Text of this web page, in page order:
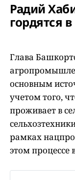
Радий
гордятся
Глава
основным
учетом того,
проживает в
рамках
этом процессе